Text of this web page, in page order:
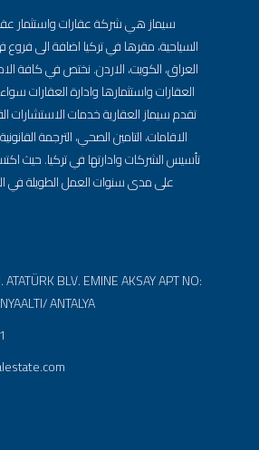
سيماز هي شركة عقارات واستثمار
السياحية، مقرها في تركيا اضافة الى
العراق، الكويت، الاردن. نختص في كافة
العقارات واستثمارها وادارة العقارات
تقدم سيماز العقارية خدمات الاستشارات
الاقامات، التامين الصحي، الترجمة
تأسيس الشركات وادارتها في تركيا. حيث
على مدى سنوات العمل الطويلة في
BLV. EMINE AKSAY APT NO:
ANTALYA